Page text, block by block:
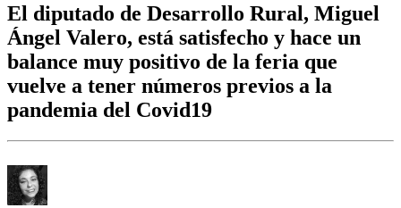
El diputado de Desarrollo Rural, Miguel
Ángel Valero, está satisfecho y hace un
balance muy positivo de la feria que
vuelve a tener números previos a la
pandemia del Covid19